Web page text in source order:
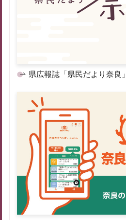
県広報誌「県民だより奈良」